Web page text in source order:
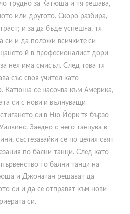
трудно за Катюша и тя решава,
или другото. Скоро разбира,
и за да бъде успешна, тя
си и да положи всичките си
й в професионалист дори
нея има смисъл. След това тя
със своя учител като
Катюша се насочва към Америка,
си с нови и вълнуващи
си в Ню Йорк тя бързо
Заедно с него танцува в
състезавайки се по целия свят
по бални танци. След като
по бални танци на
и Джонатан решават да
си и да се отправят към нови
си.